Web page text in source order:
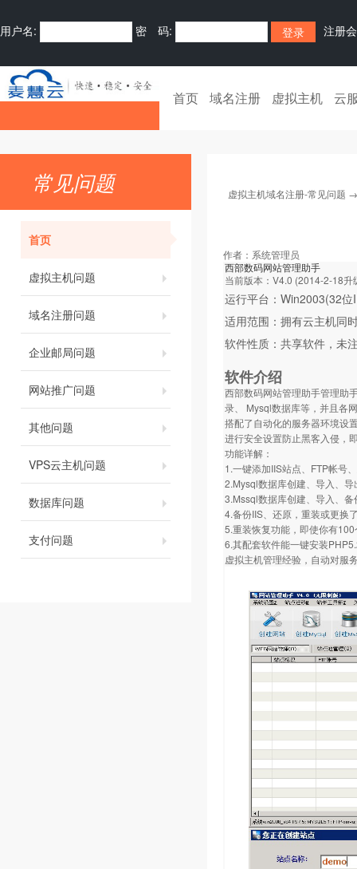
用户名: 密 码: 注册
首页 域名注册 虚拟主机 云
常见问题
首页
虚拟主机问题
域名注册问题
企业邮局问题
网站推广问题
其他问题
VPS云主机问题
数据库问题
支付问题
虚拟主机域名注册-常见问题
作者： 系统管理员
西部数码网站管理助手
当前版本：V4.0 (2014-2-18升
运行平台：Win2003(32
适用范围：拥有云主机同
软件性质：共享软件，未
软件介绍
西部数码网站管理助手管理助
录、 Mysql数据库等，并且各
搭配了自动化的服务器环境设
进行安全设置防止黑客入侵，
功能详解：
1.一键添加IIS站点、FTP帐号
2.Mysql数据库创建、导入、
3.Mssql数据库创建、导入、
4.备份IIS、还原，重装或更换
5.重装恢复功能，即使你有
6.其配套软件能一键安装
虚拟主机管理经验，自动对服